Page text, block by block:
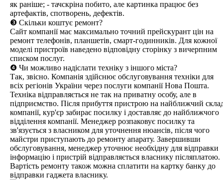
як раніше; - тачскріна побито, але картинка працює без
артефактів, спотворень, дефектів.
❸ Скільки коштує ремонт?
Сайт компанії має максимально точний прейскурант цін на
ремонт телефонів, планшетів, смарт-годинників. Для кожної
моделі пристроїв наведено відповідну сторінку з вичерпним
списком послуг.
❹ Чи можливо надіслати техніку з іншого міста?
Так, звісно. Компанія здійснює обслуговування техніки для
всіх регіонів України через послуги компанії Нова Пошта.
Техніка відправляється не так на приватну особу, але в
підприємство. Після прибуття пристрою на найближчий
компанії, кур'єр забирає посилку і доставляє до найближчого
відділення компанії. Менеджер розпаковує посилку та
зв'язується з власником для уточнення нюансів, після чого
майстри приступають до ремонту апарату. Завершивши
обслуговування, менеджер уточнює необхідну для відправки
інформацію і пристрій відправляється власнику післяплатою.
Вартість ремонту також можна сплатити на картку банку до
відправки гаджета власнику.